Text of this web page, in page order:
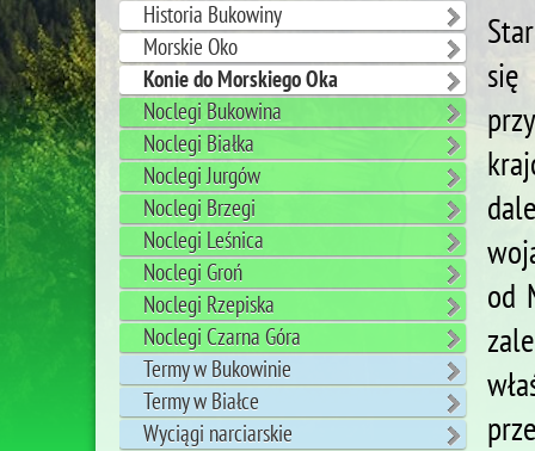
Historia Bukowiny
Morskie Oko
Konie do Morskiego Oka
Noclegi Bukowina
Noclegi Białka
Noclegi Jurgów
Noclegi Brzegi
Noclegi Leśnica
Noclegi Groń
Noclegi Rzepiska
Noclegi Czarna Góra
Termy w Bukowinie
Termy w Białce
Wyciągi narciarskie
się
od